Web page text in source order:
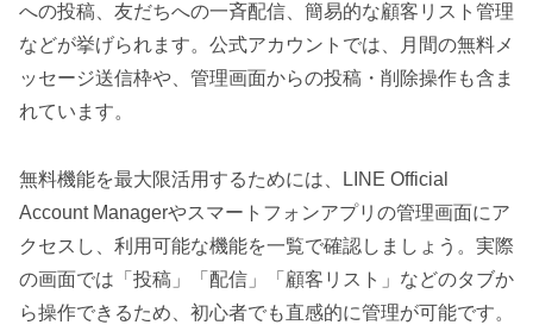
への投稿、友だちへの一斉配信、簡易的な顧客リスト管理
などが挙げられます。公式アカウントでは、月間の無料メ
ッセージ送信枠や、管理画面からの投稿・削除操作も含ま
れています。
無料機能を最大限活用するためには、LINE Official
Account Managerやスマートフォンアプリの管理画面にア
クセスし、利用可能な機能を一覧で確認しましょう。実際
の画面では「投稿」「配信」「顧客リスト」などのタブか
ら操作できるため、初心者でも直感的に管理が可能です。